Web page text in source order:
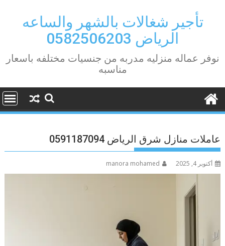
contentتأجير شغالات بالشهر والساعه
الرياض 0582506203
نوفر عماله منزليه مدربه من جنسيات مختلفه باسعار
مناسبه
عاملات منازل شرق الرياض 0591187094
أكتوبر 4, 2025 manora mohamed